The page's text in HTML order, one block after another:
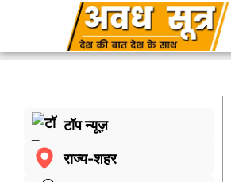
टॉप न्यूज़
राज्य-शहर